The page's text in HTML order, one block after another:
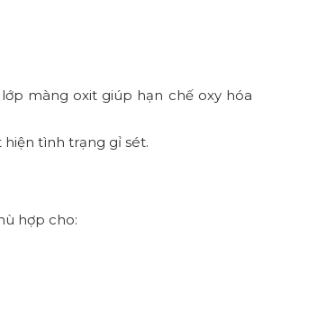
màng oxit giúp hạn chế oxy hóa
tình trạng gỉ sét.
hợp cho: